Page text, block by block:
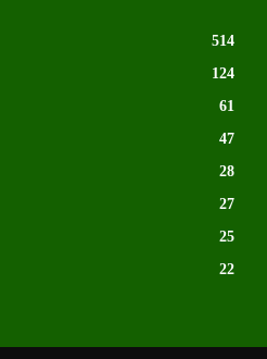
514
124
61
47
28
27
25
22